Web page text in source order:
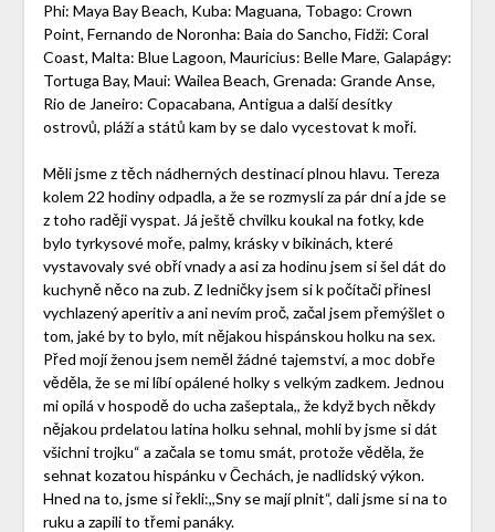
Phi: Maya Bay Beach, Kuba: Maguana, Tobago: Crown
Point, Fernando de Noronha: Baia do Sancho, Fidži: Coral
Coast, Malta: Blue Lagoon, Mauricius: Belle Mare, Galapágy:
Tortuga Bay, Maui: Wailea Beach, Grenada: Grande Anse,
Rio de Janeiro: Copacabana, Antigua a další desítky
ostrovů, pláží a států kam by se dalo vycestovat k moři.
Měli jsme z těch nádherných destinací plnou hlavu. Tereza
kolem 22 hodiny odpadla, a že se rozmyslí za pár dní a jde se
z toho raději vyspat. Já ještě chvilku koukal na fotky, kde
bylo tyrkysové moře, palmy, krásky v bikinách, které
vystavovaly své obří vnady a asi za hodinu jsem si šel dát do
kuchyně něco na zub. Z ledničky jsem si k počítači přinesl
vychlazený aperitiv a ani nevím proč, začal jsem přemýšlet o
tom, jaké by to bylo, mít nějakou hispánskou holku na sex.
Před mojí ženou jsem neměl žádné tajemství, a moc dobře
věděla, že se mi líbí opálené holky s velkým zadkem. Jednou
mi opilá v hospodě do ucha zašeptala,, že když bych někdy
nějakou prdelatou latina holku sehnal, mohli by jsme si dát
všichni trojku“ a začala se tomu smát, protože věděla, že
sehnat kozatou hispánku v Čechách, je nadlidský výkon.
Hned na to, jsme si řekli:,,Sny se mají plnit“, dali jsme si na to
ruku a zapili to třemi panáky.